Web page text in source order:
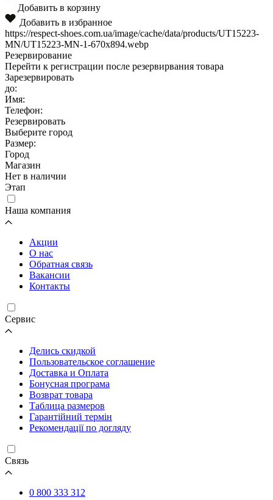
Добавить в корзину
Добавить в избранное
https://respect-shoes.com.ua/image/cache/data/products/UT15223-
MN/UT15223-MN-1-670x894.webp
Резервирование
Перейти к регистрации после резервирвания товара
Зарезервировать
до:
Имя:
Телефон:
Резервировать
Выберите город
Размер:
Город
Магазин
Нет в наличии
Этап
Наша компания
Акции
О нас
Обратная связь
Вакансии
Контакты
Cервис
Делись скидкой
Пользовательское соглашение
Доставка и Оплата
Бонусная програма
Возврат товара
Таблица размеров
Гарантійний термін
Рекомендації по догляду
Связь
0 800 333 312